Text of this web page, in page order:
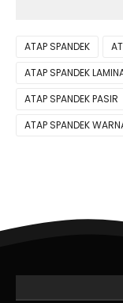
ATAP SPANDEK
ATAP SPANDEK
ATAP SPANDEK PASIR
ATAP SPANDEK